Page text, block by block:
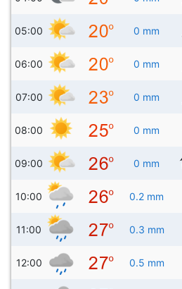
05:00 0 mm
06:00 0 mm
07:00 0 mm
08:00 0 mm
09:00 0 mm
10:00 0.2 mm
11:00 0.3 mm
12:00 0.5 mm